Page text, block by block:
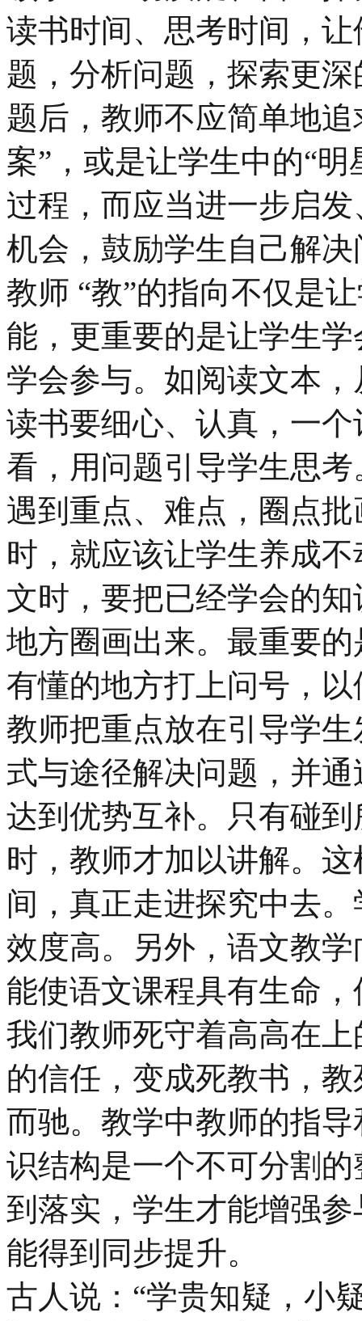
读书时间、思考时间，
题，分析问题，探索更
题后，教师不应简单地
案”，或是让学生中的“
过程，而应当进一步启
机会，鼓励学生自己解决
教师 “教”的指向不仅是
能，更重要的是让学生
学会参与。如阅读文本
读书要细心、认真，一
看，用问题引导学生思
遇到重点、难点，圈点
时，就应该让学生养成
文时，要把已经学会的
地方圈画出来。最重要
有懂的地方打上问号，
教师把重点放在引导学
式与途径解决问题，并
达到优势互补。只有碰
时，教师才加以讲解。
间，真正走进探究中去
效度高。另外，语文教
能使语文课程具有生命
我们教师死守着高高在
的信任，变成死教书，
而驰。教学中教师的指
识结构是一个不可分割
到落实，学生才能增强
能得到同步提升。
古人说：“学贵知疑，小